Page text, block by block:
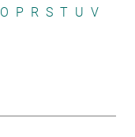
O P R S T U V